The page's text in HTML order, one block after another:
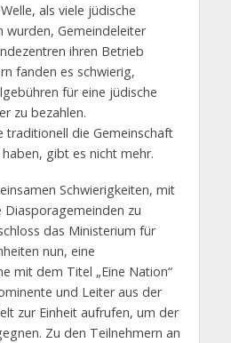
als viele jüdische
wurden, Gemeindeleiter
ihren Betrieb
fanden es schwierig,
für eine jüdische
zu bezahlen.
traditionell die Gemeinschaft
gibt es nicht mehr.
Schwierigkeiten, mit
Diasporagemeinden zu
das Ministerium für
nun, eine
mit dem Titel „Eine Nation“
und Leiter aus der
zur Einheit aufrufen, um der
Zu den Teilnehmern an